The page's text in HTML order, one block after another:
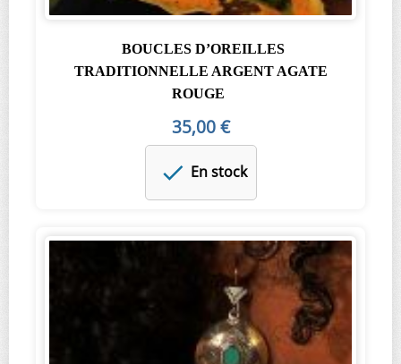
BOUCLES D’OREILLES
TRADITIONNELLE ARGENT AGATE
ROUGE
35,00 €
En stock